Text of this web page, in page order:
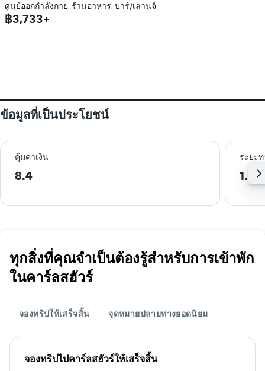
ศูนย์ออกกำลังกาย, ร้านอาหาร, บาร์/เลานจ์
฿3,733+
ข้อมูลที่เป็นประโยชน์
คุ้มค่าเงิน ระยะท
8.4 1.0
ทุกสิ่งที่คุณจำเป็นต้องรู้สำหรับการเข้าพัก
ในคาร์ลสฮัวร์
จองทริปให้เสร็จสิ้น จุดหมายปลายทางยอดนิยม
จองทริปไปคาร์ลสฮัวร์ให้เสร็จสิ้น